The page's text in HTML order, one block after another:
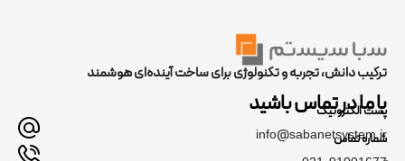
ترکیب دانش، تجربه و تکنولوژی برای ساخت آینده‌ای هوشمند
با ما در تماس باشید
پست الکترونیک
info@sabanetsystem.ir
شماره تماس